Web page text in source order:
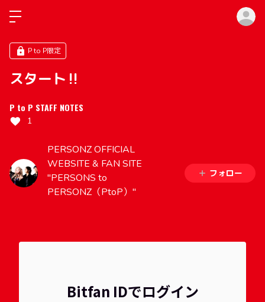
P to P限定
スタート‼️
P to P STAFF NOTES
1
PERSONZ OFFICIAL
WEBSITE & FAN SITE
"PERSONS to
PERSONZ（PtoP）"
フォロー
Bitfan IDでログイン